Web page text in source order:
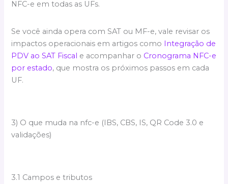
NFC-e em todas as UFs.
Se você ainda opera com SAT ou MF-e, vale revisar os
impactos operacionais em artigos como
Integração de
PDV ao SAT Fiscal e acompanhar o Cronograma NFC-e
por estado, que mostra os próximos passos em cada
UF.
3) O que muda na nfc-e (IBS, CBS, IS, QR Code 3.0 e
validações)
3.1 Campos e tributos